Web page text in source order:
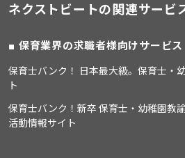
ネクストビートの関連サービ
保育業界の求職者様向けサービス
保育士バンク！ 日本最大級。保育士・
ト
保育士バンク！新卒 保育士・幼稚園教
活動情報サイト